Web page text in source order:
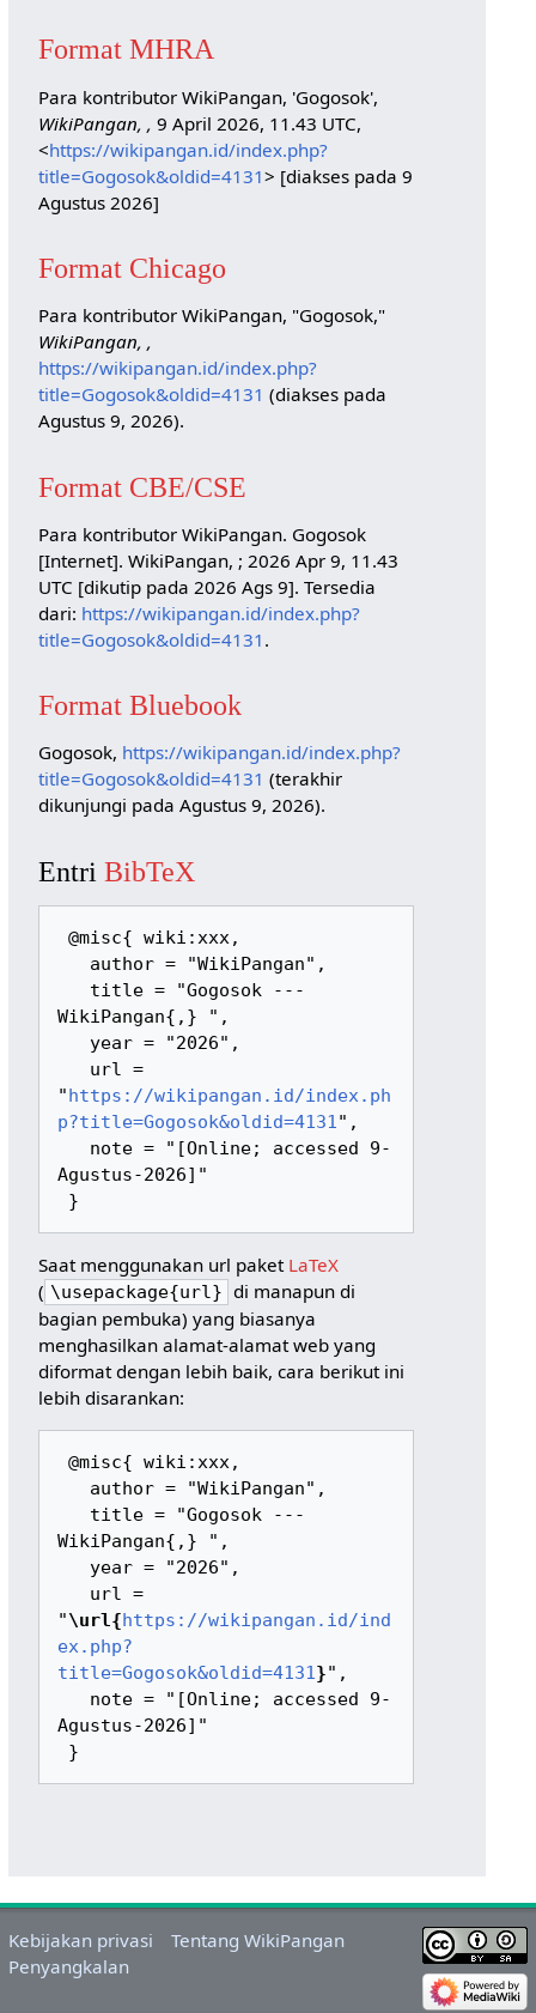
Format MHRA
Para kontributor WikiPangan, 'Gogosok',
WikiPangan, , 9 April 2026, 11.43 UTC,
<https://wikipangan.id/index.php?
title=Gogosok&oldid=4131> [diakses pada 9
Agustus 2026]
Format Chicago
Para kontributor WikiPangan, "Gogosok,"
WikiPangan, ,
https://wikipangan.id/index.php?
title=Gogosok&oldid=4131 (diakses pada
Agustus 9, 2026).
Format CBE/CSE
Para kontributor WikiPangan. Gogosok
[Internet]. WikiPangan, ; 2026 Apr 9, 11.43
UTC [dikutip pada 2026 Ags 9]. Tersedia
dari: https://wikipangan.id/index.php?
title=Gogosok&oldid=4131 .
Format Bluebook
Gogosok, https://wikipangan.id/index.php?
title=Gogosok&oldid=4131 (terakhir
dikunjungi pada Agustus 9, 2026).
Entri BibTeX
@misc{ wiki:xxx,
WikiPangan{,} ",
"https://wikipangan.id/index.ph
p?title=Gogosok&oldid=4131",
Agustus-2026]"
Saat menggunakan url paket LaTeX
( \usepackage{url} di manapun di
bagian pembuka) yang biasanya
menghasilkan alamat-alamat web yang
diformat dengan lebih baik, cara berikut ini
lebih disarankan:
@misc{ wiki:xxx,
WikiPangan{,} ",
"\url{https://wikipangan.id/ind
ex.php?
title=Gogosok&oldid=4131}",
Agustus-2026]"
Kebijakan privasi
Tentang WikiPangan
Penyangkalan